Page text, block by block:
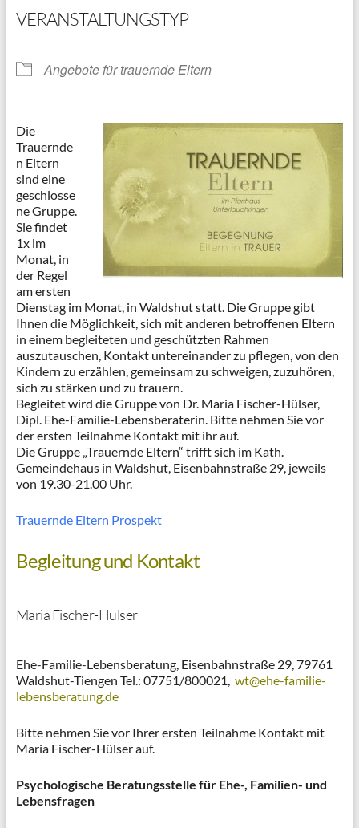
VERANSTALTUNGSTYP
Angebote für trauernde Eltern
Die
Trauernde
n Eltern
sind eine
geschlosse
ne Gruppe.
Sie findet
1x im
Monat, in
der Regel
am ersten
Dienstag im Monat, in Waldshut statt. Die Gruppe gibt
Ihnen die Möglichkeit, sich mit anderen betroffenen Eltern
in einem begleiteten und geschützten Rahmen
auszutauschen, Kontakt untereinander zu pflegen, von den
Kindern zu erzählen, gemeinsam zu schweigen, zuzuhören,
sich zu stärken und zu trauern.
Begleitet wird die Gruppe von Dr. Maria Fischer-Hülser,
Dipl. Ehe-Familie-Lebensberaterin. Bitte nehmen Sie vor
der ersten Teilnahme Kontakt mit ihr auf.
Die Gruppe „Trauernde Eltern“ trifft sich im Kath.
Gemeindehaus in Waldshut, Eisenbahnstraße 29, jeweils
von 19.30-21.00 Uhr.
Trauernde Eltern Prospekt
Begleitung und Kontakt
Maria Fischer-Hülser
Ehe-Familie-Lebensberatung, Eisenbahnstraße 29, 79761
Waldshut-Tiengen Tel.: 07751/800021, wt@ehe-familie-
lebensberatung.de
Bitte nehmen Sie vor Ihrer ersten Teilnahme Kontakt mit
Maria Fischer-Hülser auf.
Psychologische Beratungsstelle für Ehe-, Familien- und
Lebensfragen